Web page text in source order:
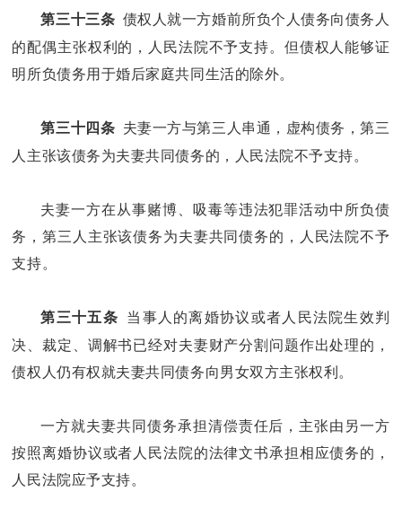
第三十三条 债权人就一方婚前所负个人债务向债务人
的配偶主张权利的，人民法院不予支持。但债权人能够证
明所负债务用于婚后家庭共同生活的除外。
第三十四条 夫妻一方与第三人串通，虚构债务，第三
人主张该债务为夫妻共同债务的，人民法院不予支持。
夫妻一方在从事赌博、吸毒等违法犯罪活动中所负债
务，第三人主张该债务为夫妻共同债务的，人民法院不予
支持。
第三十五条
当事人的离婚协议或者人民法院生效判
决、裁定、调解书已经对夫妻财产分割问题作出处理的，
债权人仍有权就夫妻共同债务向男女双方主张权利。
一方就夫妻共同债务承担清偿责任后，主张由另一方
按照离婚协议或者人民法院的法律文书承担相应债务的，
人民法院应予支持。